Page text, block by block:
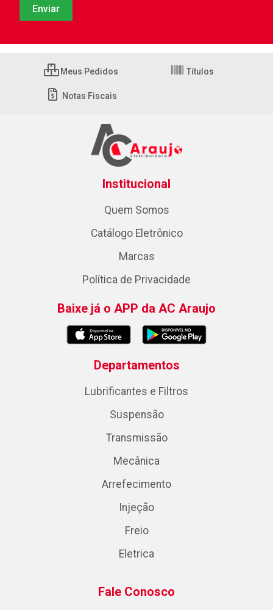
Meus Pedidos Títulos
Notas Fiscais
Institucional
Quem Somos
Catálogo Eletrônico
Marcas
Política de Privacidade
Baixe já o APP da AC Araujo
Departamentos
Lubrificantes e Filtros
Suspensão
Transmissão
Mecânica
Arrefecimento
Injeção
Freio
Eletrica
Fale Conosco